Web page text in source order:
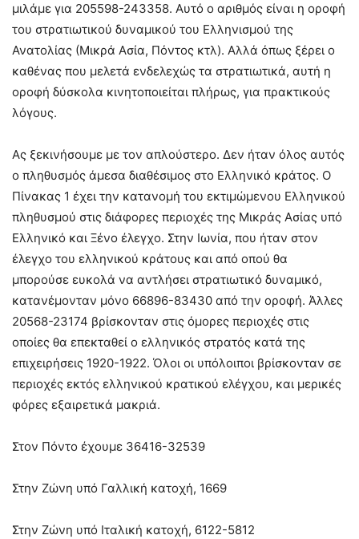
μιλάμε για 205598-243358. Αυτό ο αριθμός είναι η οροφή
του στρατιωτικού δυναμικού του Ελληνισμού της
Ανατολίας (Μικρά Ασία, Πόντος κτλ). Αλλά όπως ξέρει ο
καθένας που μελετά ενδελεχώς τα στρατιωτικά, αυτή η
οροφή δύσκολα κινητοποιείται πλήρως, για πρακτικούς
λόγους.
Ας ξεκινήσουμε με τον απλούστερο. Δεν ήταν όλος αυτός
ο πληθυσμός άμεσα διαθέσιμος στο Ελληνικό κράτος. Ο
Πίνακας 1 έχει την κατανομή του εκτιμώμενου Ελληνικού
πληθυσμού στις διάφορες περιοχές της Μικράς Ασίας υπό
Ελληνικό και Ξένο έλεγχο. Στην Ιωνία, που ήταν στον
έλεγχο του ελληνικού κράτους και από οπού θα
μπορούσε ευκολά να αντλήσει στρατιωτικό δυναμικό,
κατανέμονταν μόνο 66896-83430 από την οροφή. Άλλες
20568-23174 βρίσκονταν στις όμορες περιοχές στις
οποίες θα επεκταθεί ο ελληνικός στρατός κατά της
επιχειρήσεις 1920-1922. Όλοι οι υπόλοιποι βρίσκονταν σε
περιοχές εκτός ελληνικού κρατικού ελέγχου, και μερικές
φόρες εξαιρετικά μακριά.
Στον Πόντο έχουμε 36416-32539
Στην Ζώνη υπό Γαλλική κατοχή, 1669
Στην Ζώνη υπό Ιταλική κατοχή, 6122-5812